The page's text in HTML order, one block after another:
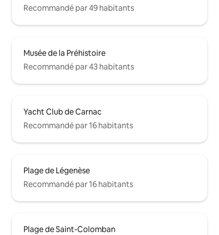
Recommandé par 49 habitants
Musée de la Préhistoire
Recommandé par 43 habitants
Yacht Club de Carnac
Recommandé par 16 habitants
Plage de Légenèse
Recommandé par 16 habitants
Plage de Saint-Colomban